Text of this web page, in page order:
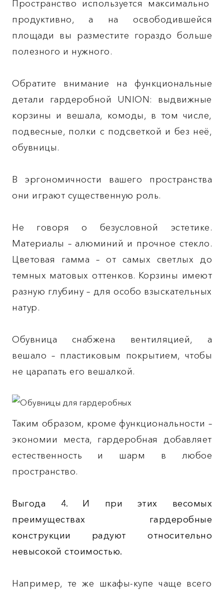
Пространство используется максимально
продуктивно, а на освободившейся
площади вы разместите гораздо больше
полезного и нужного.
Обратите внимание на функциональные
детали гардеробной UNION: выдвижные
корзины и вешала, комоды, в том числе,
подвесные, полки с подсветкой и без неё,
обувницы.
В эргономичности вашего пространства
они играют существенную роль.
Не говоря о безусловной эстетике.
Материалы – алюминий и прочное стекло.
Цветовая гамма – от самых светлых до
темных матовых оттенков. Корзины имеют
разную глубину – для особо взыскательных
натур.
Обувница снабжена вентиляцией, а
вешало – пластиковым покрытием, чтобы
не царапать его вешалкой.
Таким образом, кроме функциональности –
экономии места, гардеробная добавляет
естественность и шарм в любое
пространство.
Выгода 4. И при этих весомых
преимуществах гардеробные
конструкции радуют относительно
невысокой стоимостью.
Например, те же шкафы-купе чаще всего